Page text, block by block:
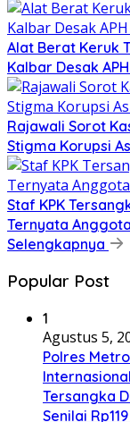
Alat Berat Keruk
Kalbar Desak
Rajawali Sorot
Stigma Korupsi
Staf KPK
Ternyata
Selengkapnya
Popular Post
1
Agustus 5,
Polres
Tersangka
Senilai